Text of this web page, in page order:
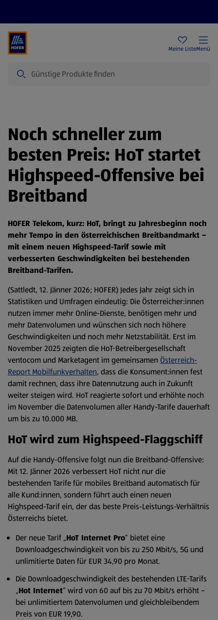
Meine ListeMenü
Noch schneller zum
besten Preis: HoT startet
Highspeed-Offensive bei
Breitband
HOFER Telekom, kurz: HoT, bringt zu Jahresbeginn noch
mehr Tempo in den österreichischen Breitbandmarkt –
mit einem neuen Highspeed-Tarif sowie mit
verbesserten Geschwindigkeiten bei bestehenden
Breitband-Tarifen.
(Sattledt, 12. Jänner 2026; HOFER) Jedes Jahr zeigt sich in
Statistiken und Umfragen eindeutig: Die Österreicher:innen
nutzen immer mehr Online-Dienste, benötigen mehr und
mehr Datenvolumen und wünschen sich noch höhere
Geschwindigkeiten und noch mehr Netzstabilität. Erst im
November 2025 zeigten die HoT-Betreibergesellschaft
ventocom und Marketagent im gemeinsamen Österreich-
Report Mobilfunkverhalten, dass die Konsument:innen fest
damit rechnen, dass ihre Datennutzung auch in Zukunft
weiter steigen wird. HoT reagierte sofort und erhöhte noch
im November die Datenvolumen aller Handy-Tarife dauerhaft
um bis zu 10.000 MB.
HoT wird zum Highspeed-Flaggschiff
Auf die Handy-Offensive folgt nun die Breitband-Offensive:
Mit 12. Jänner 2026 verbessert HoT nicht nur die
bestehenden Tarife für mobiles Breitband automatisch für
alle Kund:innen, sondern führt auch einen neuen
Highspeed-Tarif ein, der das beste Preis-Leistungs-Verhältnis
Österreichs bietet.
Der neue Tarif „HoT Internet Pro“ bietet eine
Downloadgeschwindigkeit von bis zu 250 Mbit/s, 5G und
unlimitierte Daten für EUR 34,90 pro Monat.
Die Downloadgeschwindigkeit des bestehenden LTE-Tarifs
„Hot Internet“ wird von 60 auf bis zu 70 Mbit/s erhöht –
bei unlimitiertem Datenvolumen und gleichbleibendem
Preis von EUR 19,90.